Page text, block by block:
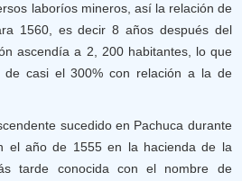
laboríos mineros, así la relación de
1560, es decir 8 años después del
ascendía a 2, 200 habitantes, lo que
de casi el 300% con relación a la de
sucedido en Pachuca durante
el año de 1555 en la hacienda de la
tarde conocida con el nombre de